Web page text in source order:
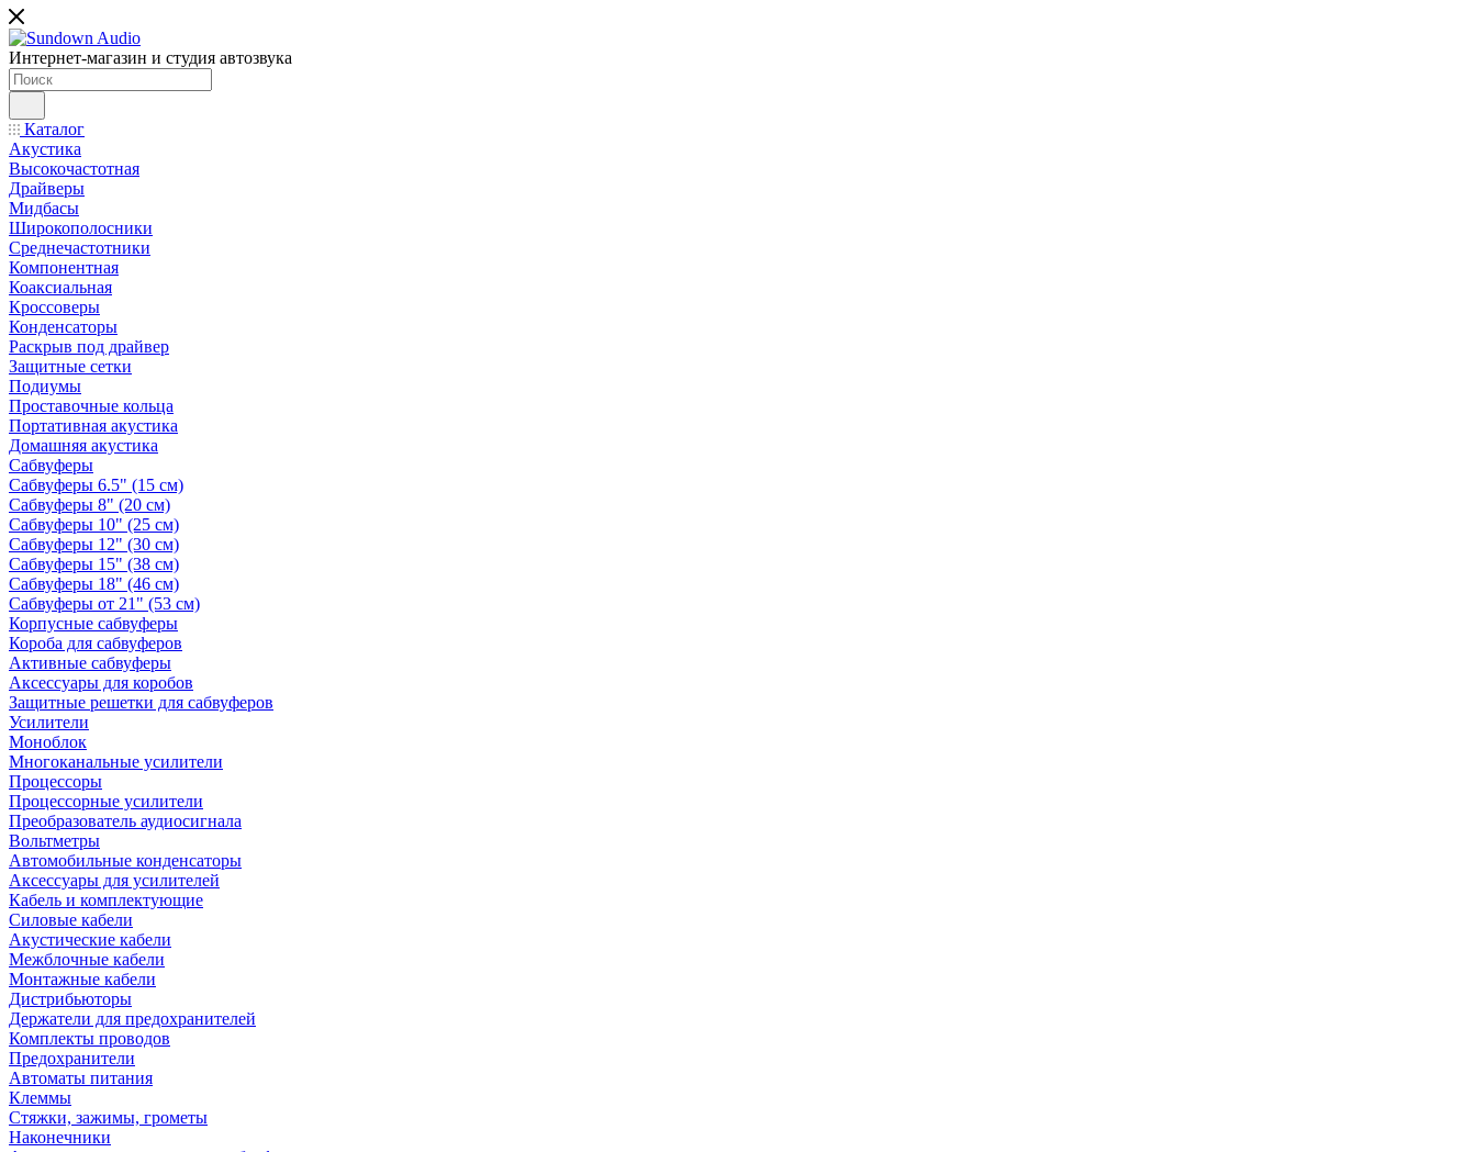
Интернет-магазин и студия автозвука
Каталог
Акустика
Высокочастотная
Драйверы
Мидбасы
Широкополосники
Среднечастотники
Компонентная
Коаксиальная
Кроссоверы
Конденсаторы
Раскрыв под драйвер
Защитные сетки
Подиумы
Проставочные кольца
Портативная акустика
Домашняя акустика
Сабвуферы
Сабвуферы 6.5" (15 см)
Сабвуферы 8" (20 см)
Сабвуферы 10" (25 см)
Сабвуферы 12" (30 см)
Сабвуферы 15" (38 см)
Сабвуферы 18" (46 см)
Сабвуферы от 21" (53 см)
Корпусные сабвуферы
Короба для сабвуферов
Активные сабвуферы
Аксессуары для коробов
Защитные решетки для сабвуферов
Усилители
Моноблок
Многоканальные усилители
Процессоры
Процессорные усилители
Преобразователь аудиосигнала
Вольтметры
Автомобильные конденсаторы
Аксессуары для усилителей
Кабель и комплектующие
Силовые кабели
Акустические кабели
Межблочные кабели
Монтажные кабели
Дистрибьюторы
Держатели для предохранителей
Комплекты проводов
Предохранители
Автоматы питания
Клеммы
Стяжки, зажимы, грометы
Наконечники